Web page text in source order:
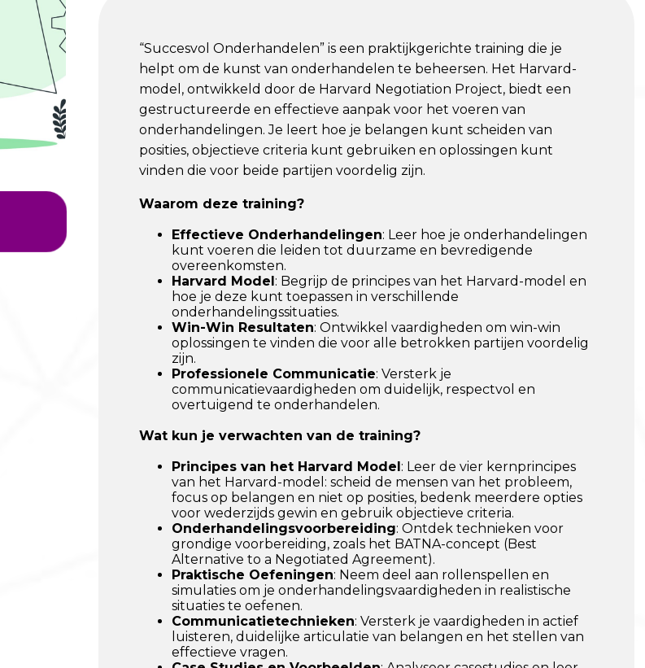
“Succesvol Onderhandelen” is een praktijkgerichte training die je
helpt om de kunst van onderhandelen te beheersen. Het Harvard-
model, ontwikkeld door de Harvard Negotiation Project, biedt een
gestructureerde en effectieve aanpak voor het voeren van
onderhandelingen. Je leert hoe je belangen kunt scheiden van
posities, objectieve criteria kunt gebruiken en oplossingen kunt
vinden die voor beide partijen voordelig zijn.
Waarom deze training?
Effectieve Onderhandelingen: Leer hoe je onderhandelingen
kunt voeren die leiden tot duurzame en bevredigende
overeenkomsten.
Harvard Model: Begrijp de principes van het Harvard-model en
hoe je deze kunt toepassen in verschillende
onderhandelingssituaties.
Win-Win Resultaten: Ontwikkel vaardigheden om win-win
oplossingen te vinden die voor alle betrokken partijen voordelig
zijn.
Professionele Communicatie: Versterk je
communicatievaardigheden om duidelijk, respectvol en
overtuigend te onderhandelen.
Wat kun je verwachten van de training?
Principes van het Harvard Model: Leer de vier kernprincipes
van het Harvard-model: scheid de mensen van het probleem,
focus op belangen en niet op posities, bedenk meerdere opties
voor wederzijds gewin en gebruik objectieve criteria.
Onderhandelingsvoorbereiding: Ontdek technieken voor
grondige voorbereiding, zoals het BATNA-concept (Best
Alternative to a Negotiated Agreement).
Praktische Oefeningen: Neem deel aan rollenspellen en
simulaties om je onderhandelingsvaardigheden in realistische
situaties te oefenen.
Communicatietechnieken: Versterk je vaardigheden in actief
luisteren, duidelijke articulatie van belangen en het stellen van
effectieve vragen.